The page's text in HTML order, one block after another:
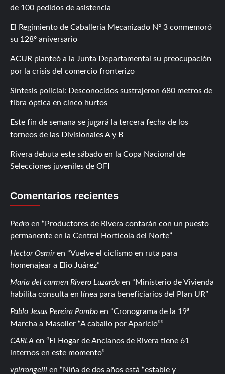
de 100 pedidos de asistencia
El Regimiento de Caballería Mecanizado Nº 3 conmemoró
su 128º aniversario
ACUR planteó a la Junta Departamental su preocupación
por la crisis del comercio fronterizo
Síntesis policial: Desconocidos sustrajeron 680 metros de
fibra óptica en cinco hurtos
Este fin de semana se jugará la tercera fecha de los
torneos de las Divisionales A y B
Rivera debuta este sábado en la Copa Nacional de
Selecciones juveniles de OFI
Comentarios recientes
Pedro en
Productores de Rivera contarán con un puesto
permanente en la Central Hortícola del Norte
Hector Osmiren
Vuelve el ciclismo en ruta para
homenajear a Elio Juárez
Maria del carmen Rivero Luzardo en
Ministerio de Vivienda
habilita consulta en línea para beneficiarios del Plan UR
Pablo Jesus Pereira Pombo en
Cronograma de la 19ª
Marcha a Masoller “A caballo por Aparicio”
CARLA en
El Hogar de Ancianos de Rivera tiene 61
internos en este momento
vpirrongelli en Niña de dos años está “estable y